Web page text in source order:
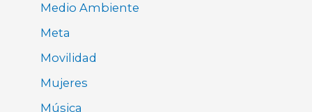
Medio Ambiente
Meta
Movilidad
Mujeres
Música